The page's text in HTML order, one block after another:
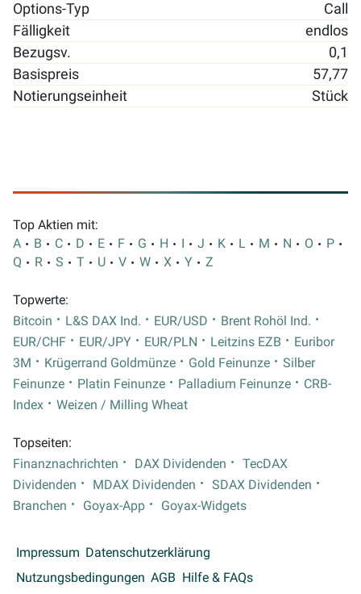
Options-Typ
Call
Fälligkeit
endlos
Bezugsv.
0,1
Basispreis
57,77
Notierungseinheit
Stück
Top Aktien mit:
A
B C D E F G H I J K L M N O
P
Q
R S T U V W X Y Z
Topwerte:
Bitcoin
L&S DAX Ind. EUR/USD
Brent Rohöl Ind.
EUR/CHF
EUR/JPY EUR/PLN Leitzins EZB
Euribor
3M
Krügerrand Goldmünze Gold Feinunze
Silber
Feinunze
Platin Feinunze Palladium Feinunze
CRB-
Index
Weizen / Milling Wheat
Topseiten:
Finanznachrichten
DAX Dividenden
TecDAX
Dividenden
MDAX Dividenden
SDAX Dividenden
Branchen
Goyax-App Goyax-Widgets
Impressum Datenschutzerklärung
Nutzungsbedingungen AGB Hilfe & FAQs